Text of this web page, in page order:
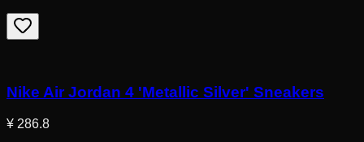
Nike Air Jordan 4 'Metallic Silver' Sneakers
¥ 286.8